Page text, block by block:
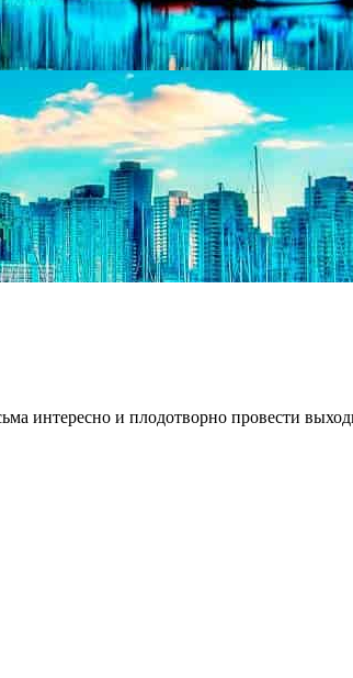
интересно и плодотворно провести